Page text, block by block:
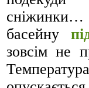
басейну
зовсім не